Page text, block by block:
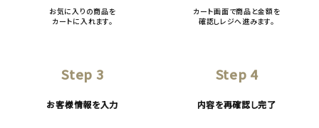
お気に入りの商品を
カートに入れます。
カート画面で商品と金額を
確認しレジへ進みます。
Step 3
お客様情報を入力
Step 4
内容を再確認し完了